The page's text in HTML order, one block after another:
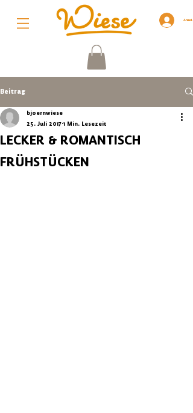
Beitrag
LECKER & ROMANTISCH
FRÜHSTÜCKEN
bjoernwiese
25. Juli 2017 1 Min. Lesezeit